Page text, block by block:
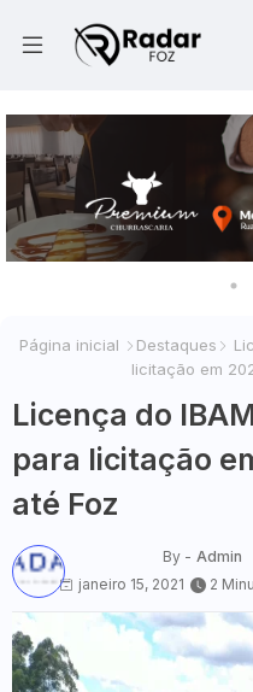
Página inicial Destaques
licitação em
Licença do
para licitação
até Foz
By - Admin
janeiro 15, 2021
2